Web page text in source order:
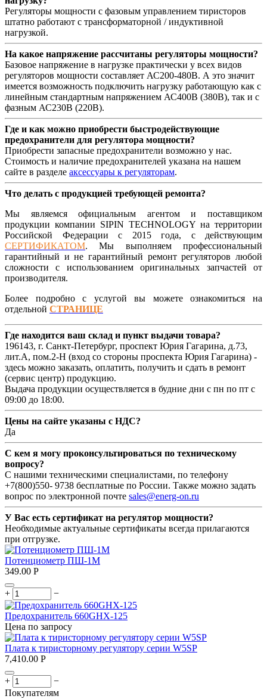
Регуляторы мощности с фазовым управлением тиристоров
штатно работают с трансформаторной / индуктивной
нагрузкой.
На какое напряжение рассчитаны регуляторы мощности?
Базовое напряжение в нагрузке практически у всех видов
регуляторов мощности составляет АС200-480В. А это значит
имеется возможность подключить нагрузку работающую как с
линейным стандартным напряжением АС400В (380В), так и с
фазным АС230В (220В).
Где и как можно приобрести быстродействующие
предохранители для регулятора мощности?
Приобрести запасные предохранители возможно у нас.
Стоимость и наличие предохранителей указана на нашем
сайте в разделе аксессуары к регуляторам.
Что делать с продукцией требующей ремонта?
Мы являемся официальным агентом и поставщиком
продукции компании SIPIN TECHNOLOGY на территории
Российской Федерации с 2015 года, с действующим
СЕРТИФИКАТОМ. Мы выполняем профессиональный
гарантийный и не гарантийный ремонт регуляторов любой
сложности с использованием оригинальных запчастей от
производителя.
Более подробно с услугой вы можете ознакомиться на
отдельной СТРАНИЦЕ
Где находится ваш склад и пункт выдачи товара?
196143, г. Санкт-Петербург, проспект Юрия Гагарина, д.73,
лит.А, пом.2-Н (вход со стороны проспекта Юрия Гагарина) -
здесь можно заказать, оплатить, получить и сдать в ремонт
(сервис центр) продукцию.
Выдача продукции осуществляется в будние дни с пн по пт с
09:00 до 18:00.
Цены на сайте указаны с НДС?
Да
С кем я могу проконсультироваться по техническому
вопросу?
С нашими техническими специалистами, по телефону
+7(800)550- 9738 бесплатные по России. Также можно задать
вопрос по электронной почте sales@energ-on.ru
У Вас есть сертификат на регулятор мощности?
Необходимые актуальные сертификаты всегда прилагаются
при отгрузке.
Потенциометр ПШ-1М
349.00 Р
+ −
Предохранитель 660GHX-125
Цена по запросу
Плата к тиристорному регулятору серии W5SP
7,410.00 Р
+
−
Покупателям